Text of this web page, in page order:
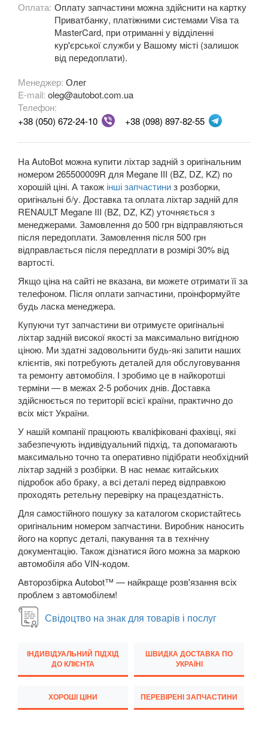
Megane III (BZ, DZ, KZ)
Megane IV
Modus (JP0)
Grand Modus (JP0)
Sandero II Stepway (B8)
Grand Scenic II (JM)
Grand Scenic III (JZ0)
Scenic IV
Grand Scenic IV
Twingo II (CN0)
Twingo III (X07)
Vel Satis (BJ0)
Talisman
ZOE
ROVER
SAAB keyboard_arrow_down
SKODA keyboard_arrow_down
SMART
SUBARU
SUZUKI keyboard_arrow_down
TESLA keyboard_arrow_down
TOYOTA
VOLKSWAGEN
VOLVO
В наявності! keyboard_arrow_down
Оплата: Оплату запчастини можна здійснити на картку
Приватбанку, платіжними системами Visa та
MasterCard, при отриманні у відділенні
кур'єрської служби у Вашому місті (залишок
від передоплати).
Менеджер: Олег
E-mail: oleg@autobot.com.ua
Телефон:
+38 (050) 672-24-10
+38 (098) 897-82-55
На AutoBot можна купити ліхтар задній з оригінальним
номером 265500009R для Megane III (BZ, DZ, KZ) по
хорошій ціні. А також інші запчастиниз розборки,
оригінальні б/у. Доставка та оплата ліхтар задній для
RENAULT Megane III (BZ, DZ, KZ) уточняється з
менеджерами. Замовлення до 500 грн відправляються
після передоплати. Замовлення після 500 грн
відправлається після передплати в розмірі 30% від
вартості.
Якщо ціна на сайті не вказана, ви можете отримати її за
телефоном. Після оплати запчастини, проінформуйте
будь ласка менеджера.
Купуючи тут запчастини ви отримуєте оригінальні
ліхтар задній високої якості за максимально вигідною
ціною. Ми здатні задовольнити будь-які запити наших
клієнтів, які потребують деталей для обслуговування
та ремонту автомобіля. І зробимо це в найкоротші
терміни — в межах 2-5 робочих днів. Доставка
здійснюється по території всієї країни, практично до
всіх міст України.
У нашій компанії працюють кваліфіковані фахівці, які
забезпечують індивідуальний підхід, та допомагають
максимально точно та оперативно підібрати необхідний
ліхтар задній з розбірки. В нас немає китайських
підробок або браку, а всі деталі перед відправкою
проходять ретельну перевірку на працездатність.
Для самостійного пошуку за каталогом скористайтесь
оригінальним номером запчастини. Виробник наносить
його на корпус деталі, пакування та в технічну
документацію. Також дізнатися його можна за маркою
автомобіля або VIN-кодом.
Авторозбірка Autobot™ — найкраще розв'язання всіх
проблем з автомобілем!
Свідоцтво на знак для товарів і послуг
ІНДИВІДУАЛЬНИЙ ПІДХІД
ДО КЛІЄНТА
ШВИДКА ДОСТАВКА ПО
УКРАЇНІ
ХОРОШІ ЦІНИ ПЕРЕВІРЕНІ ЗАПЧАСТИНИ